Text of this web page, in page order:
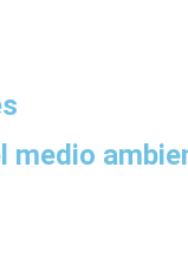
medio